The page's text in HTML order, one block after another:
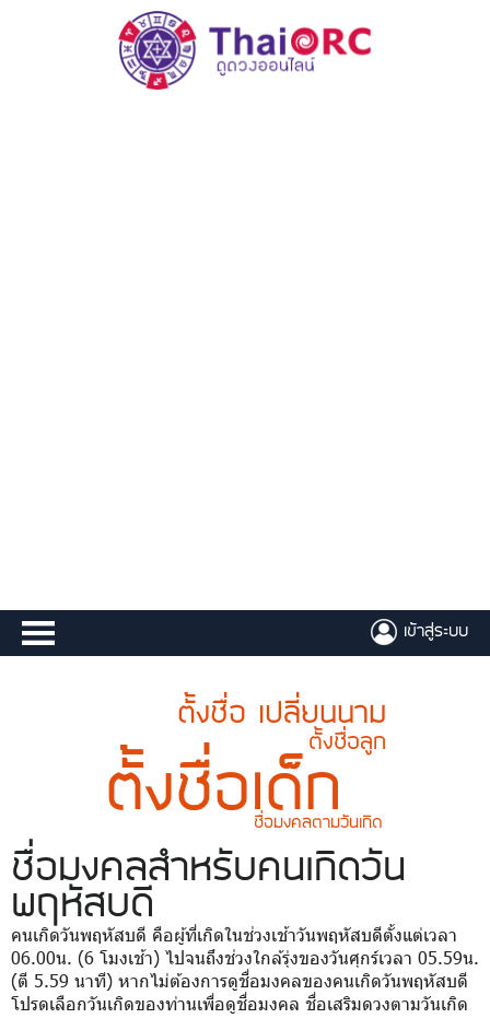
เข้าสู่ระบบ
ตั้งชื่อ เปลี่ยนนาม
ตั้งชื่อลูก
ตั้งชื่อเด็ก
ชื่อมงคลตามวันเกิด
ชื่อมงคลสำหรับคนเกิดวัน
พฤหัสบดี
คนเกิดวันพฤหัสบดี คือผู้ที่เกิดในช่วงเช้าวันพฤหัสบดีตั้งแต่เวลา
06.00น. (6 โมงเช้า) ไปจนถึงช่วงใกล้รุ่งของวันศุกร์เวลา 05.59น.
(ตี 5.59 นาที) หากไม่ต้องการดูชื่อมงคลของคนเกิดวันพฤหัสบดี
โปรดเลือกวันเกิดของท่านเพื่อดูชื่อมงคล ชื่อเสริมดวงตามวันเกิด